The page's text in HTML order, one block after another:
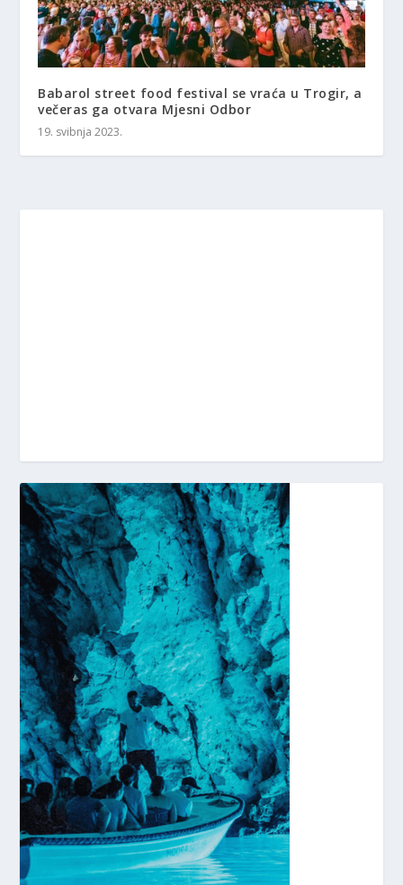
Babarol street food festival se vraća u Trogir, a
večeras ga otvara Mjesni Odbor
19. svibnja 2023.